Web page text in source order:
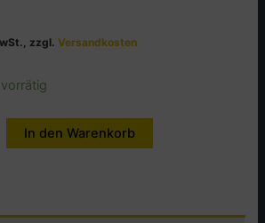
zzgl.Versandkosten
In den Warenkorb